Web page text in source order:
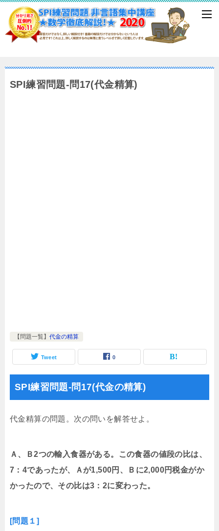
SPI練習問題-問17(代金精算)
【問題一覧】 代金の精算
Tweet 0
SPI練習問題-問17(代金の精算)
代金精算の問題。次の問いを解答せよ。
Ａ、Ｂ2つの輸入食器がある。この食器の値段の比は、
7：4であったが、Ａが1,500円、Ｂに2,000円税金がか
かったので、その比は3：2に変わった。
[問題１]